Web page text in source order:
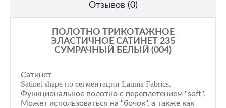
Отзывов (0)
ПОЛОТНО ТРИКОТАЖНОЕ
ЭЛАСТИЧНОЕ САТИНЕТ 235
СУМРАЧНЫЙ БЕЛЫЙ (004)
Сатинет
Satinet shape по сегментации Lauma Fabrics.
Функциональное полотно с переплетением "soft".
Может использоваться на "бочок", а также как